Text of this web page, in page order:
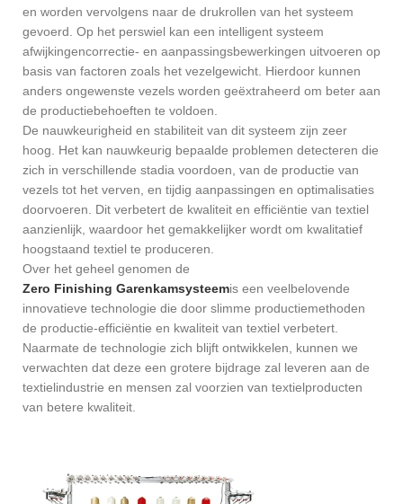
en worden vervolgens naar de drukrollen van het systeem
gevoerd. Op het perswiel kan een intelligent systeem
afwijkingencorrectie- en aanpassingsbewerkingen uitvoeren op
basis van factoren zoals het vezelgewicht. Hierdoor kunnen
anders ongewenste vezels worden geëxtraheerd om beter aan
de productiebehoeften te voldoen.
De nauwkeurigheid en stabiliteit van dit systeem zijn zeer
hoog. Het kan nauwkeurig bepaalde problemen detecteren die
zich in verschillende stadia voordoen, van de productie van
vezels tot het verven, en tijdig aanpassingen en optimalisaties
doorvoeren. Dit verbetert de kwaliteit en efficiëntie van textiel
aanzienlijk, waardoor het gemakkelijker wordt om kwalitatief
hoogstaand textiel te produceren.
Over het geheel genomen de
Zero Finishing Garenkamsysteemis een veelbelovende
innovatieve technologie die door slimme productiemethoden
de productie-efficiëntie en kwaliteit van textiel verbetert.
Naarmate de technologie zich blijft ontwikkelen, kunnen we
verwachten dat deze een grotere bijdrage zal leveren aan de
textielindustrie en mensen zal voorzien van textielproducten
van betere kwaliteit.